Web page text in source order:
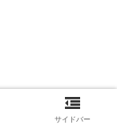
サイドバー